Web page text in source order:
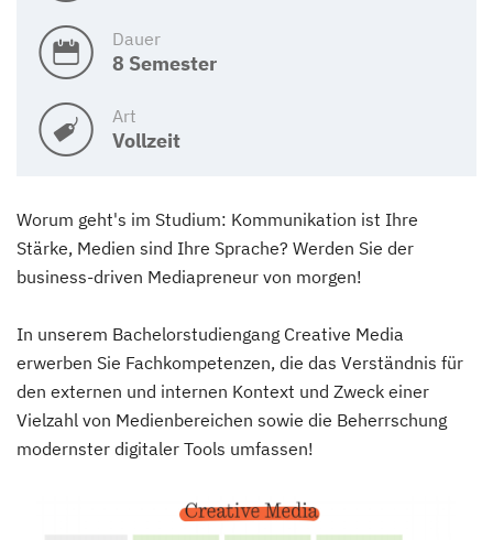
Dauer
8 Semester
Art
Vollzeit
Worum geht's im Studium: Kommunikation ist Ihre
Stärke, Medien sind Ihre Sprache? Werden Sie der
business-driven Mediapreneur von morgen!
In unserem Bachelorstudiengang Creative Media
erwerben Sie Fachkompetenzen, die das Verständnis für
den externen und internen Kontext und Zweck einer
Vielzahl von Medienbereichen sowie die Beherrschung
modernster digitaler Tools umfassen!